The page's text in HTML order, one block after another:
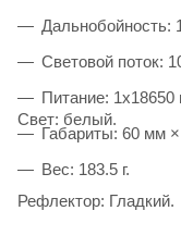
Дальнобойность:
Световой поток:
Питание: 1x18650
Габариты: 60 мм
Вес: 183.5 г.
Свет: белый.
Рефлектор: Гладкий.